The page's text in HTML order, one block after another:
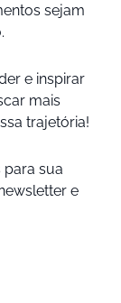
sejam
e inspirar
mais
trajetória!
para sua
e